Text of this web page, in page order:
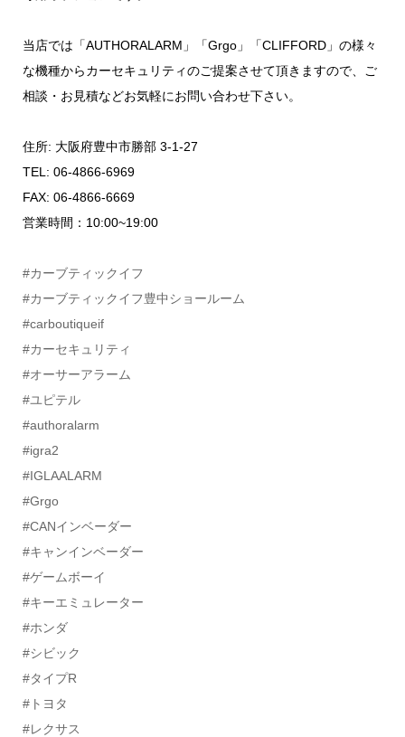
当店では「AUTHORALARM」「Grgo」「CLIFFORD」の様々
な機種からカーセキュリティのご提案させて頂きますので、ご
相談・お見積などお気軽にお問い合わせ下さい。
住所: 大阪府豊中市勝部 3-1-27
TEL: 06-4866-6969
FAX: 06-4866-6669
営業時間：10:00~19:00
#カーブティックイフ
#カーブティックイフ豊中ショールーム
#carboutiqueif
#カーセキュリティ
#オーサーアラーム
#ユピテル
#authoralarm
#igra2
#IGLAALARM
#Grgo
#CANインベーダー
#キャンインベーダー
#ゲームボーイ
#キーエミュレーター
#ホンダ
#シビック
#タイプR
#トヨタ
#レクサス